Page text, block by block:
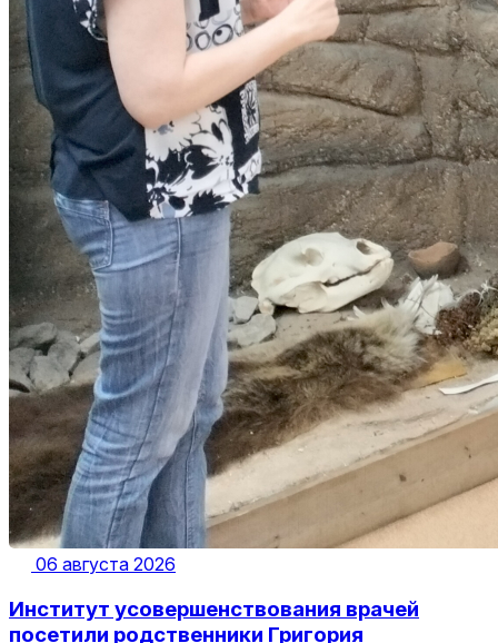
06 августа 2026
Институт усовершенствования врачей
посетили родственники Григория